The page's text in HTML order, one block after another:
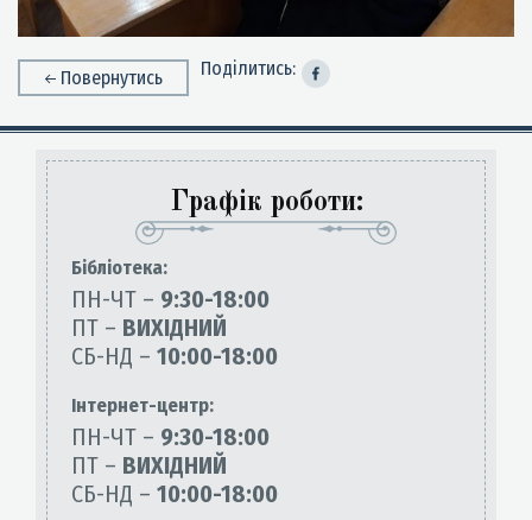
Повернутись Поділитись:
Графік роботи:
Бiблiотека:
ПН-ЧТ – 9:30-18:00
ПТ – ВИХІДНИЙ
СБ-НД – 10:00-18:00
Інтернет-центр:
ПН-ЧТ – 9:30-18:00
ПТ – ВИХІДНИЙ
СБ-НД – 10:00-18:00